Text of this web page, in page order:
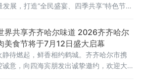
展，打造“全民盛宴、四季共享”特色节庆
界共享齐齐哈尔味道 2026齐齐哈尔
美食节将于7月12日盛大启幕
静待燃起，鲜香相约鹤城。齐齐哈尔市携
诚意，向四海宾朋发出诚挚邀约，欢迎大